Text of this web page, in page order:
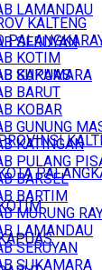
LAMANDAU
SERUYAN
SUKAMARA
KALTENG
KOTIM
KAPUAS
BARUT
KOBAR
GUNUNG
KATINGAN
PULANG
BARSEL
BARTIM
MURUNG
LAMANDAU
SERUYAN
SUKAMARA